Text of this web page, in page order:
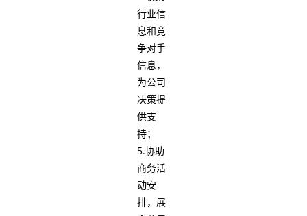
行业信
息和竞
争对手
信息，
为公司
决策提
供支
持；
5.协助
商务活
动安
排，展